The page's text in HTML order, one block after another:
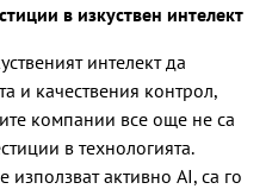
в изкуствен интелект
интелект да
и качествения контрол,
компании все още не са
в технологията.
използват активно AI, са го